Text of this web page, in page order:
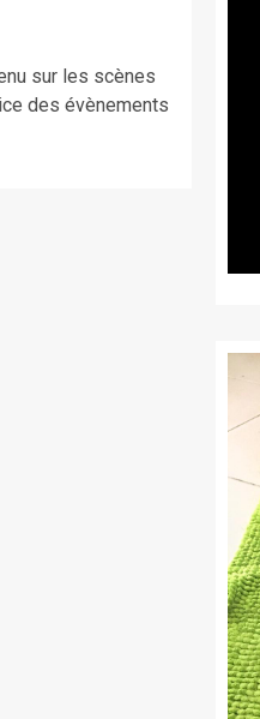
sur les scènes
des évènements